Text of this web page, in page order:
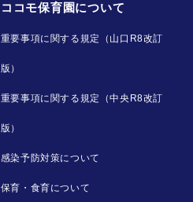
ココモ保育園について
重要事項に関する規定（山口R8改訂
版）
重要事項に関する規定（中央R8改訂
版）
感染予防対策について
保育・食育について